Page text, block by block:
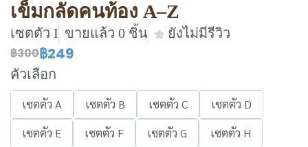
เข็มกลัดคนท้อง A–Z
เซตตัว I ขายแล้ว 0 ชิ้น ยังไม่มีรีวิว
฿300฿249
คัวเลือก
เซตตัว A เซตตัว B เซตตัว C
เซตตัว D
เซตตัว E
เซตตัว F เซตตัว G
เซตตัว H